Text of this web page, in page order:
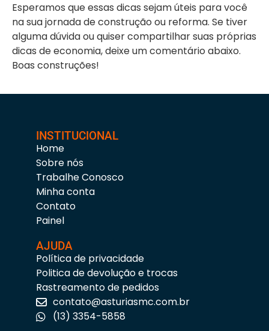
Esperamos que essas dicas sejam úteis para você
na sua jornada de construção ou reforma. Se tiver
alguma dúvida ou quiser compartilhar suas próprias
dicas de economia, deixe um comentário abaixo.
Boas construções!
INSTITUCIONAL
Home
Sobre nós
Trabalhe Conosco
Minha conta
Contato
Painel
AJUDA
Política de privacidade
Politica de devolução e trocas
Rastreamento de pedidos
contato@asturiasmc.com.br
(13) 3354-5858